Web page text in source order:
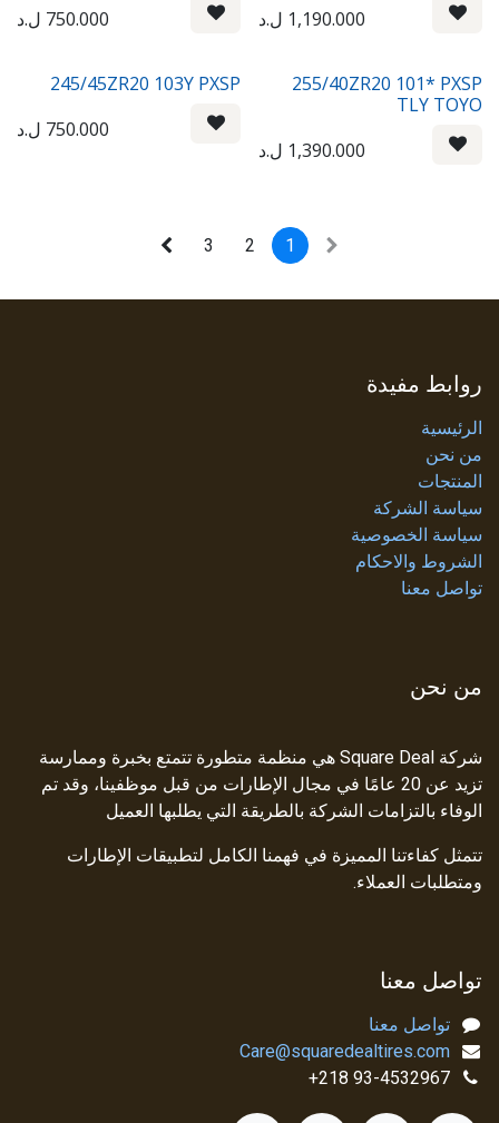
1,190.000 ل.د
750.000 ل.د
255/40ZR20 101* PXSP
TLY TOYO
1,390.000 ل.د
245/45ZR20 103Y PXSP
750.000 ل.د
1
2
3
روابط مفيدة
الرئيسية
من نحن
المنتجات
سياسة الشركة
سياسة الخصوصية
الشروط والاحكام
تواصل معنا
من نحن
شركة Square Deal هي منظمة متطورة تتمتع بخبرة وممارسة
تزيد عن 20 عامًا في مجال الإطارات من قبل موظفينا، وقد تم
الوفاء بالتزامات الشركة بالطريقة التي يطلبها العميل
تتمثل كفاءتنا المميزة في فهمنا الكامل لتطبيقات الإطارات
ومتطلبات العملاء.
تواصل معنا
تواصل معنا
Care@squaredealtires.com
93-4532967 218+